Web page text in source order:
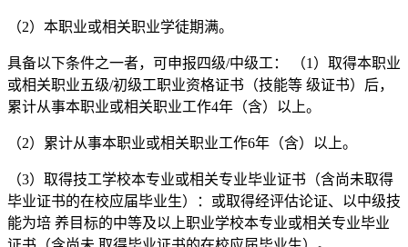
（2）本职业或相关职业学徒期满。
具备以下条件之一者，可申报四级/中级工： （1）取得本职业
或相关职业五级/初级工职业资格证书（技能等 级证书）后，
累计从事本职业或相关职业工作4年（含）以上。
（2）累计从事本职业或相关职业工作6年（含）以上。
（3）取得技工学校本专业或相关专业毕业证书（含尚未取得
毕业证书的在校应届毕业生）：或取得经评估论证、以中级技
能为培 养目标的中等及以上职业学校本专业或相关专业毕业